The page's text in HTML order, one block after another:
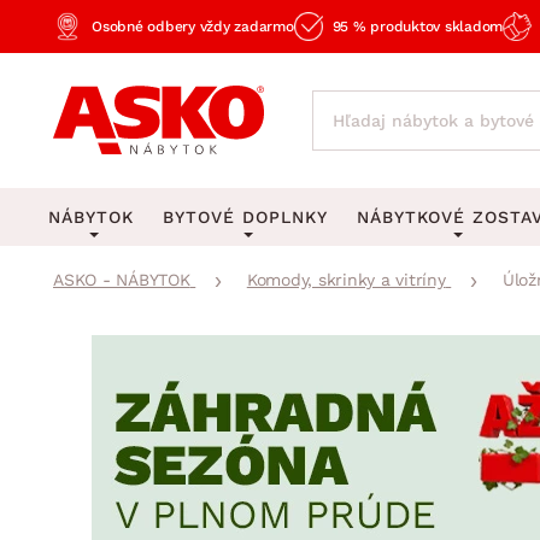
Osobné odbery vždy zadarmo 95 % produktov skladom
NÁBYTOK
Obývacia izba
Spálňa
BYTOVÉ DOPLNKY
KOBERCE
Veľké a stredné koberce
Detské koberce
Kúpeľňové predložky
OSVETLENIE
Stolové lampy a
Lustre a závesné
Zobrazit vše
NÁBYTKOVÉ
Obývacie
Spálňové
Kancelárske
Kuchynské
Detské
Predsieňové
ASKO - NÁBYTOK Komody, skrinky a vitríny